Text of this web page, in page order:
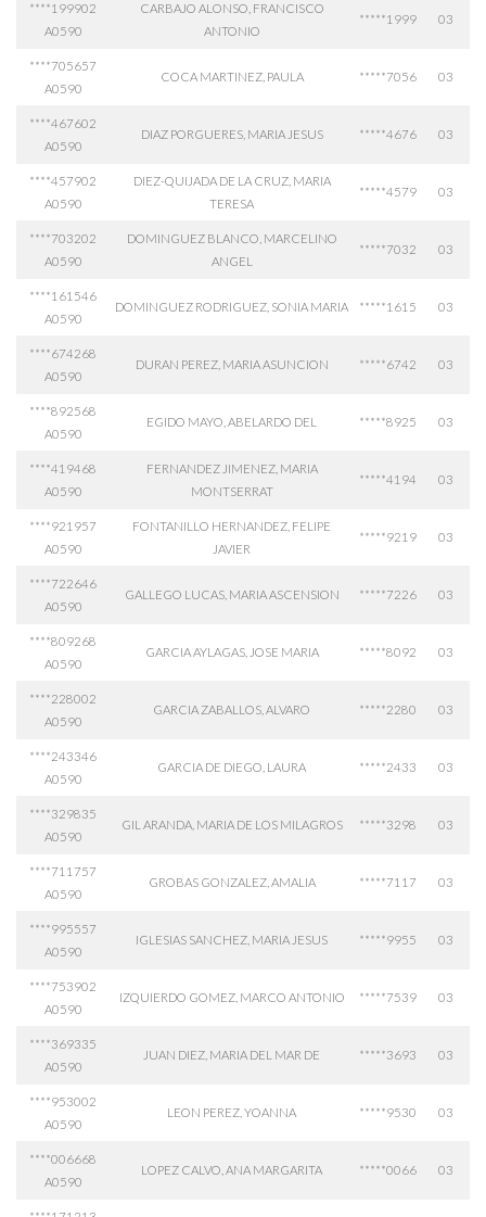
****199902
A0590
CARBAJO ALONSO, FRANCISCO
ANTONIO
*****1999 03
****705657
A0590
COCA MARTINEZ, PAULA *****7056 03
****467602
A0590
DIAZ PORGUERES, MARIA JESUS *****4676 03
****457902
A0590
DIEZ-QUIJADA DE LA CRUZ, MARIA
TERESA
*****4579 03
****703202
A0590
DOMINGUEZ BLANCO, MARCELINO
ANGEL
*****7032 03
****161546
A0590
DOMINGUEZ RODRIGUEZ, SONIA MARIA *****1615 03
****674268
A0590
DURAN PEREZ, MARIA ASUNCION *****6742 03
****892568
A0590
EGIDO MAYO, ABELARDO DEL *****8925 03
****419468
A0590
FERNANDEZ JIMENEZ, MARIA
MONTSERRAT
*****4194 03
****921957
A0590
FONTANILLO HERNANDEZ, FELIPE
JAVIER
*****9219 03
****722646
A0590
GALLEGO LUCAS, MARIA ASCENSION *****7226 03
****809268
A0590
GARCIA AYLAGAS, JOSE MARIA *****8092 03
****228002
A0590
GARCIA ZABALLOS, ALVARO *****2280 03
****243346
A0590
GARCIA DE DIEGO, LAURA *****2433 03
****329835
A0590
GIL ARANDA, MARIA DE LOS MILAGROS *****3298 03
****711757
A0590
GROBAS GONZALEZ, AMALIA *****7117 03
****995557
A0590
IGLESIAS SANCHEZ, MARIA JESUS *****9955 03
****753902
A0590
IZQUIERDO GOMEZ, MARCO ANTONIO *****7539 03
****369335
A0590
JUAN DIEZ, MARIA DEL MAR DE *****3693 03
****953002
A0590
LEON PEREZ, YOANNA *****9530 03
****006668
A0590
LOPEZ CALVO, ANA MARGARITA *****0066 03